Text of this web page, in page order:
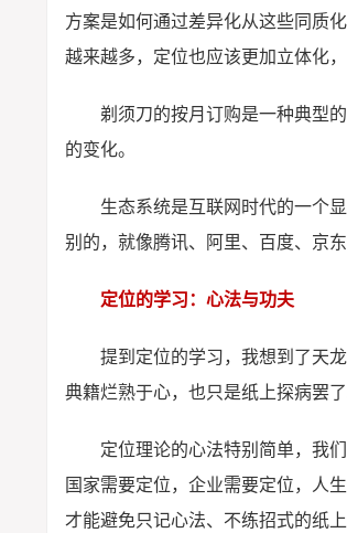
方案是如何通过差异化从这些同质
越来越多，定位也应该更加立体化
剃须刀的按月订购是一种典型
的变化。
生态系统是互联网时代的一个
别的，就像腾讯、阿里、百度、京
定位的学习：心法与功夫
提到定位的学习，我想到了天
典籍烂熟于心，也只是纸上探病罢了
定位理论的心法特别简单，我
国家需要定位，企业需要定位，人
才能避免只记心法、不练招式的纸上